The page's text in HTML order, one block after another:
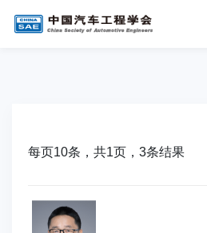
每页10条，共1页，3条结果